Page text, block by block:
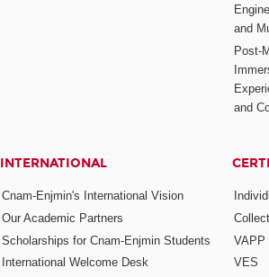
and
Post-
and
INTERNATIONAL
Cnam-Enjmin's International Vision
Our Academic Partners
Scholarships for Cnam-Enjmin Students
International Welcome Desk
VAPP
VES